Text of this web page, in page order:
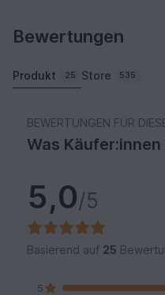
Bewertungen
Produkt 25 Store 535
BEWERTUNGEN FÜR
Was
5,0/5
Basierend auf 25
5